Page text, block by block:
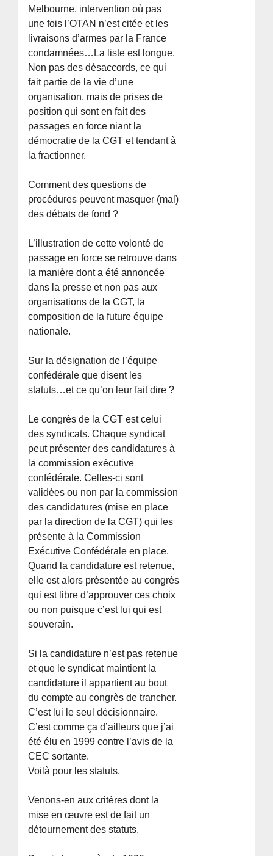
Melbourne, intervention où pas
une fois l’OTAN n’est citée et les
livraisons d’armes par la France
condamnées…La liste est longue.
Non pas des désaccords, ce qui
fait partie de la vie d’une
organisation, mais de prises de
position qui sont en fait des
passages en force niant la
démocratie de la CGT et tendant à
la fractionner.
Comment des questions de
procédures peuvent masquer (mal)
des débats de fond ?
L’illustration de cette volonté de
passage en force se retrouve dans
la manière dont a été annoncée
dans la presse et non pas aux
organisations de la CGT, la
composition de la future équipe
nationale.
Sur la désignation de l’équipe
confédérale que disent les
statuts…et ce qu’on leur fait dire ?
Le congrès de la CGT est celui
des syndicats. Chaque syndicat
peut présenter des candidatures à
la commission exécutive
confédérale. Celles-ci sont
validées ou non par la commission
des candidatures (mise en place
par la direction de la CGT) qui les
présente à la Commission
Exécutive Confédérale en place.
Quand la candidature est retenue,
elle est alors présentée au congrès
qui est libre d’approuver ces choix
ou non puisque c’est lui qui est
souverain.
Si la candidature n’est pas retenue
et que le syndicat maintient la
candidature il appartient au bout
du compte au congrès de trancher.
C’est lui le seul décisionnaire.
C’est comme ça d’ailleurs que j’ai
été élu en 1999 contre l’avis de la
CEC sortante.
Voilà pour les statuts.
Venons-en aux critères dont la
mise en œuvre est de fait un
détournement des statuts.